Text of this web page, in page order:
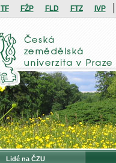
TF FŽP FLD FTZ IVP
Lidé na ČZU